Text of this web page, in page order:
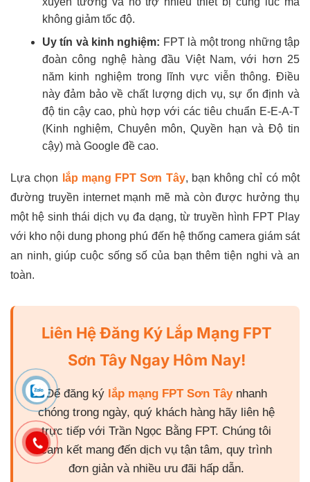
không giảm tốc độ.
Uy tín và kinh nghiệm: FPT là một trong những tập
đoàn công nghệ hàng đầu Việt Nam, với hơn 25
năm kinh nghiệm trong lĩnh vực viễn thông. Điều
này đảm bảo về chất lượng dịch vụ, sự ổn định và
độ tin cậy cao, phù hợp với các tiêu chuẩn E-E-A-T
(Kinh nghiệm, Chuyên môn, Quyền hạn và Độ tin
cậy) mà Google đề cao.
Lựa chọn lắp mạng FPT Sơn Tây, bạn không chỉ có một
đường truyền internet mạnh mẽ mà còn được hưởng thụ
một hệ sinh thái dịch vụ đa dạng, từ truyền hình FPT Play
với kho nội dung phong phú đến hệ thống camera giám sát
an ninh, giúp cuộc sống số của bạn thêm tiện nghi và an
toàn.
Liên Hệ Đăng Ký Lắp Mạng FPT
Sơn Tây Ngay Hôm Nay!
Để đăng ký lắp mạng FPT Sơn Tâynhanh
chóng trong ngày, quý khách hàng hãy liên hệ
trực tiếp với Trần Ngọc Bằng FPT. Chúng tôi
cam kết mang đến dịch vụ tận tâm, quy trình
đơn giản và nhiều ưu đãi hấp dẫn.